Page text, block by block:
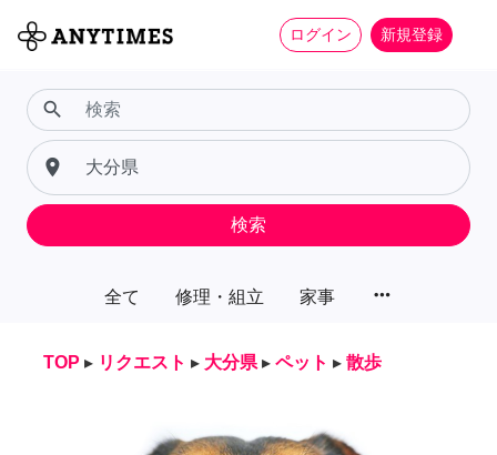
ログイン 新規登録
全て 修理・組立 家事 more_horiz
search
place
検索
TOP ▸ リクエスト ▸ 大分県 ▸ ペット ▸ 散歩